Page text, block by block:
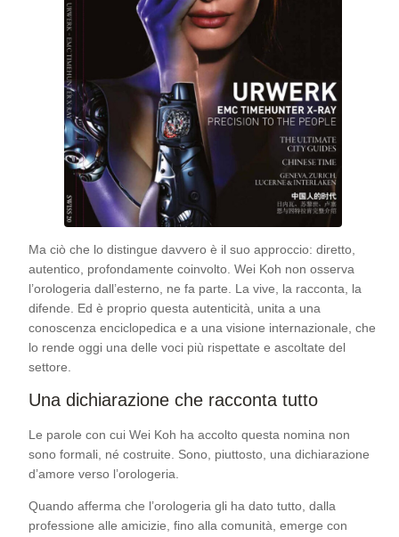
Ma ciò che lo distingue davvero è il suo approccio: diretto,
autentico, profondamente coinvolto. Wei Koh non osserva
l’orologeria dall’esterno, ne fa parte. La vive, la racconta, la
difende. Ed è proprio questa autenticità, unita a una
conoscenza enciclopedica e a una visione internazionale, che
lo rende oggi una delle voci più rispettate e ascoltate del
settore.
Una dichiarazione che racconta tutto
Le parole con cui Wei Koh ha accolto questa nomina non
sono formali, né costruite. Sono, piuttosto, una dichiarazione
d’amore verso l’orologeria.
Quando afferma che l’orologeria gli ha dato tutto, dalla
professione alle amicizie, fino alla comunità, emerge con